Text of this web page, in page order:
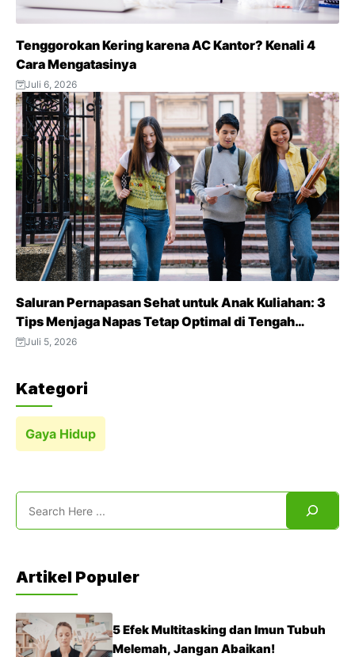
Tenggorokan Kering karena AC Kantor? Kenali 4
Cara Mengatasinya
Juli 6, 2026
Saluran Pernapasan Sehat untuk Anak Kuliahan: 3
Tips Menjaga Napas Tetap Optimal di Tengah
Aktivitas Padat
Juli 5, 2026
Kategori
Gaya Hidup
Artikel Populer
5 Efek Multitasking dan Imun Tubuh
Melemah, Jangan Abaikan!